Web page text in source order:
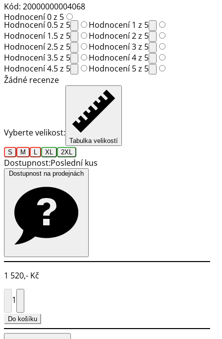
Kód: 20000000004068
Hodnocení 0 z 5
Hodnocení 0.5 z 5
Hodnocení 1 z 5
Hodnocení 1.5 z 5
Hodnocení 2 z 5
Hodnocení 2.5 z 5
Hodnocení 3 z 5
Hodnocení 3.5 z 5
Hodnocení 4 z 5
Hodnocení 4.5 z 5
Hodnocení 5 z 5
Žádné recenze
Vyberte velikost:
Tabulka velikostí
S
M XL 2XL
Dostupnost:Poslední kus
1 520,- Kč
1
Do košíku